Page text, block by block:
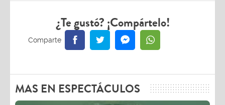
¿Te gustó? ¡Compártelo!
MAS EN ESPECTÁCULOS